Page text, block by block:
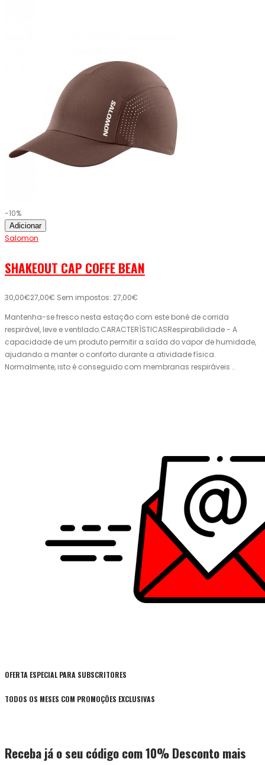
-10%
Adicionar
Salomon
SHAKEOUT CAP COFFE BEAN
30,00€27,00€ Sem impostos: 27,00€
Mantenha-se fresco nesta estação com este boné de corrida
respirável, leve e ventilado.CARACTERÍSTICASRespirabilidade - A
capacidade de um produto permitir a saída do vapor de humidade,
ajudando a manter o conforto durante a atividade física.
Normalmente, isto é conseguido com membranas respiráveis ..
OFERTA ESPECIAL PARA SUBSCRITORES
TODOS OS MESES COM PROMOÇÕES EXCLUSIVAS
Receba já o seu código com 10% Desconto mais